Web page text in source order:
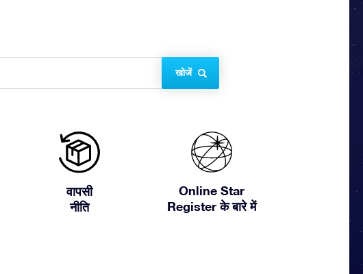
खोजें
वापसी
नीति
Online Star
Register के बारे में